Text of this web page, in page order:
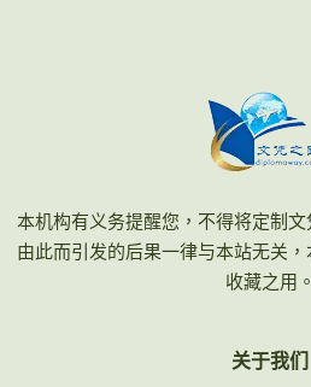
本机构有义务提醒您，不得将定制
由此而引发的后果一律与本站无关
收藏之用。
关于我们